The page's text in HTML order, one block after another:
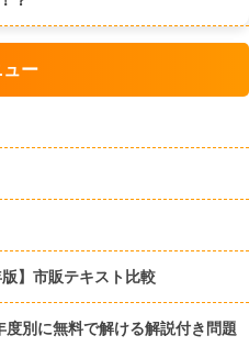
ュー
】市販テキスト比較
度別に無料で解ける解説付き問題